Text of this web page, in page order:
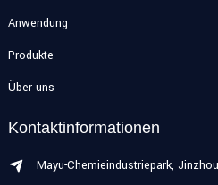
Anwendung
Produkte
Über uns
Kontaktinformationen
Mayu-Chemieindustriepark,